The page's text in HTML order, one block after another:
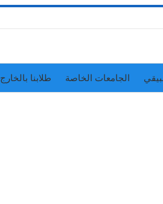
الجامعات الخاصة طلابنا بالخارج